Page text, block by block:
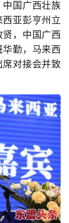
国广西壮族
西亚彭亨州立
，中国广西
勤，马来西
对接会并致